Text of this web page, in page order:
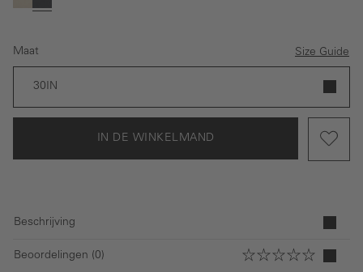
BeigeDonkerblauw
Maat Size Guide
30IN
IN DE WINKELMAND
Beschrijving
Beoordelingen (0)